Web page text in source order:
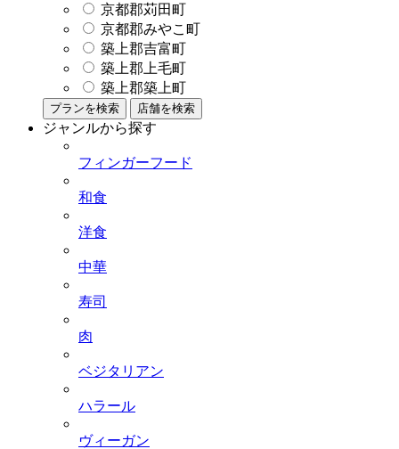
京都郡苅田町
京都郡みやこ町
築上郡吉富町
築上郡上毛町
築上郡築上町
プランを検索 店舗を検索
ジャンルから探す
フィンガーフード
和食
洋食
中華
寿司
肉
ベジタリアン
ハラール
ヴィーガン